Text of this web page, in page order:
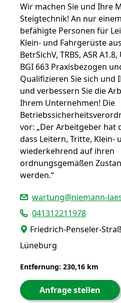
Wir machen Sie und Ihre
Steigtechnik! An nur
befähigte Personen für
Klein- und Fahrgerüste
BetrSichV, TRBS, ASR A1.8,
BGI 663 Praxisbezogen
Qualifizieren Sie sich und
und verbessern Sie die
Ihrem Unternehmen! Die
vor: „Der Arbeitgeber hat
dass Leitern, Tritte, Klein-
wiederkehrend auf ihren
ordnungsgemäßen
werden.“
wartung@niemann-
041312211978
Friedrich-Penseler-
Lüneburg
Entfernung: 230,16 km
Anfrage stellen